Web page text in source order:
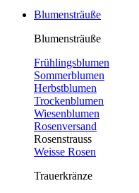
Blumensträuße
Blumensträuße
Frühlingsblumen
Sommerblumen
Herbstblumen
Trockenblumen
Wiesenblumen
Rosenversand
Rosenstrauss
Weisse Rosen
Trauerkränze